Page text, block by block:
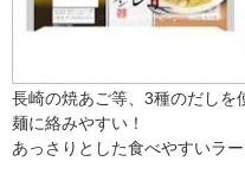
長崎の焼あご等、3種のだしを
麺に絡みやすい！
あっさりとした食べやすいラ